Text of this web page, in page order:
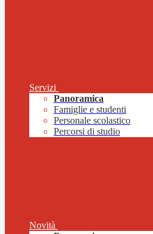
Servizi
Panoramica
Famiglie e studenti
Personale scolastico
Percorsi di studio
Novità